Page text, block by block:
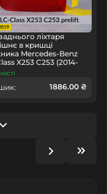
ліхтаря
в кришці
Mercedes-Benz
X253 C253 (2014-
праве
1886.00 ₴